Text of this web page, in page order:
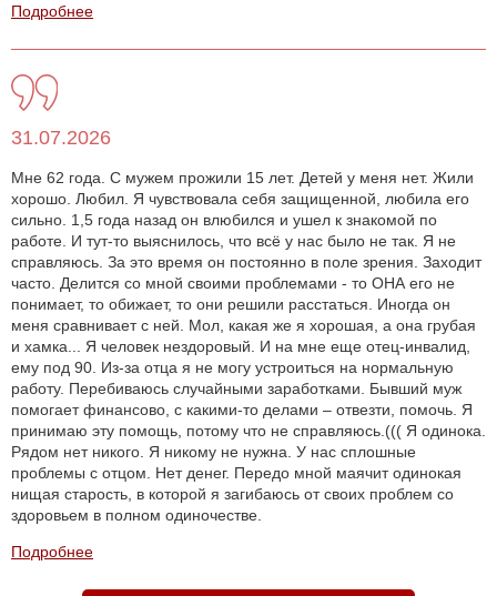
Подробнее
31.07.2026
Мне 62 года. С мужем прожили 15 лет. Детей у меня нет. Жили
хорошо. Любил. Я чувствовала себя защищенной, любила его
сильно. 1,5 года назад он влюбился и ушел к знакомой по
работе. И тут-то выяснилось, что всё у нас было не так. Я не
справляюсь. За это время он постоянно в поле зрения. Заходит
часто. Делится со мной своими проблемами - то ОНА его не
понимает, то обижает, то они решили расстаться. Иногда он
меня сравнивает с ней. Мол, какая же я хорошая, а она грубая
и хамка... Я человек нездоровый. И на мне еще отец-инвалид,
ему под 90. Из-за отца я не могу устроиться на нормальную
работу. Перебиваюсь случайными заработками. Бывший муж
помогает финансово, с какими-то делами – отвезти, помочь. Я
принимаю эту помощь, потому что не справляюсь.((( Я одинока.
Рядом нет никого. Я никому не нужна. У нас сплошные
проблемы с отцом. Нет денег. Передо мной маячит одинокая
нищая старость, в которой я загибаюсь от своих проблем со
здоровьем в полном одиночестве.
Подробнее